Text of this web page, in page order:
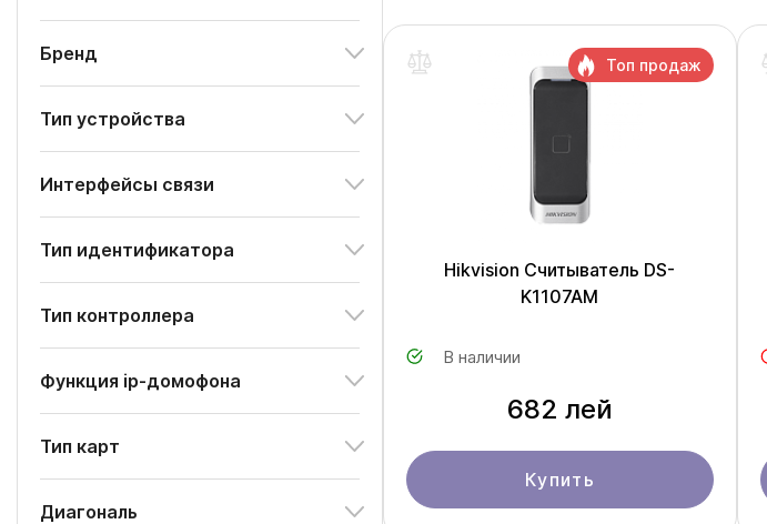
Бренд
Тип устройства
Интерфейсы связи
Тип идентификатора
Тип контроллера
Функция ip-домофона
Тип карт
Диагональ
Hikvision Считыватель DS-
K1107AM
В наличии
682 лей
Купить
Топ продаж